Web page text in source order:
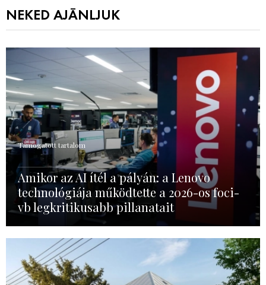
NEKED AJÁNLJUK
Támogatott tartalom
Amikor az AI ítél a pályán: a Lenovo
technológiája működtette a 2026-os foci-
vb legkritikusabb pillanatait